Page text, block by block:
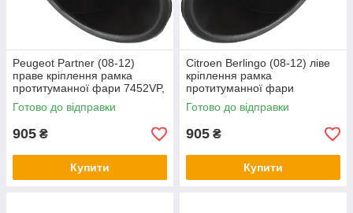
Peugeot Partner (08-12)
праве кріплення рамка
протитуманної фари 7452VP,
Пежо Партнер
Готово до відправки
905 ₴
Купити
Citroen Berlingo (08-12) ліве
кріплення рамка
протитуманної фари
7452VQ, Сітроен Берлінго
Готово до відправки
905 ₴
Купити